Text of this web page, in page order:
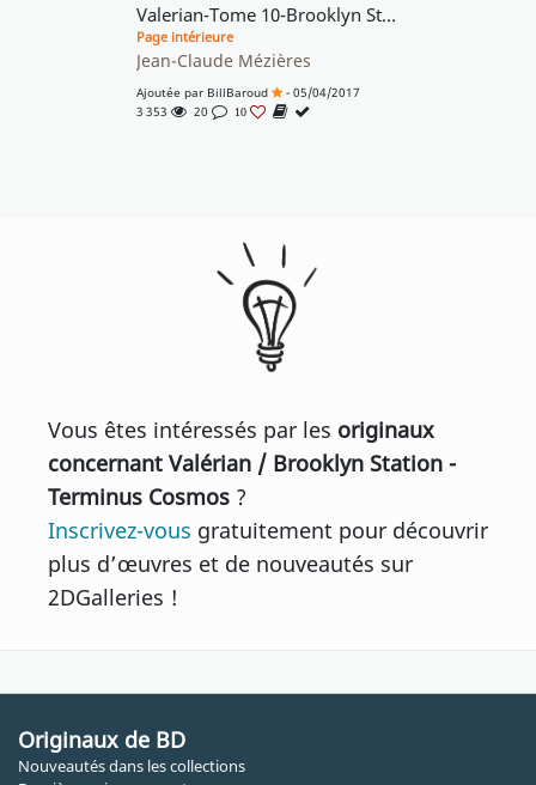
Valerian-Tome 10-Brooklyn Station Terminus Cosmos - PL 11
Page intérieure
Jean-Claude Mézières
Ajoutée par BillBaroud
- 05/04/2017
3 353
20 10
Vous êtes intéressés par les originaux
concernant Valérian / Brooklyn Station -
Terminus Cosmos ?
Inscrivez-vous gratuitement pour découvrir
plus d’œuvres et de nouveautés sur
2DGalleries !
Originaux de BD
Nouveautés dans les collections